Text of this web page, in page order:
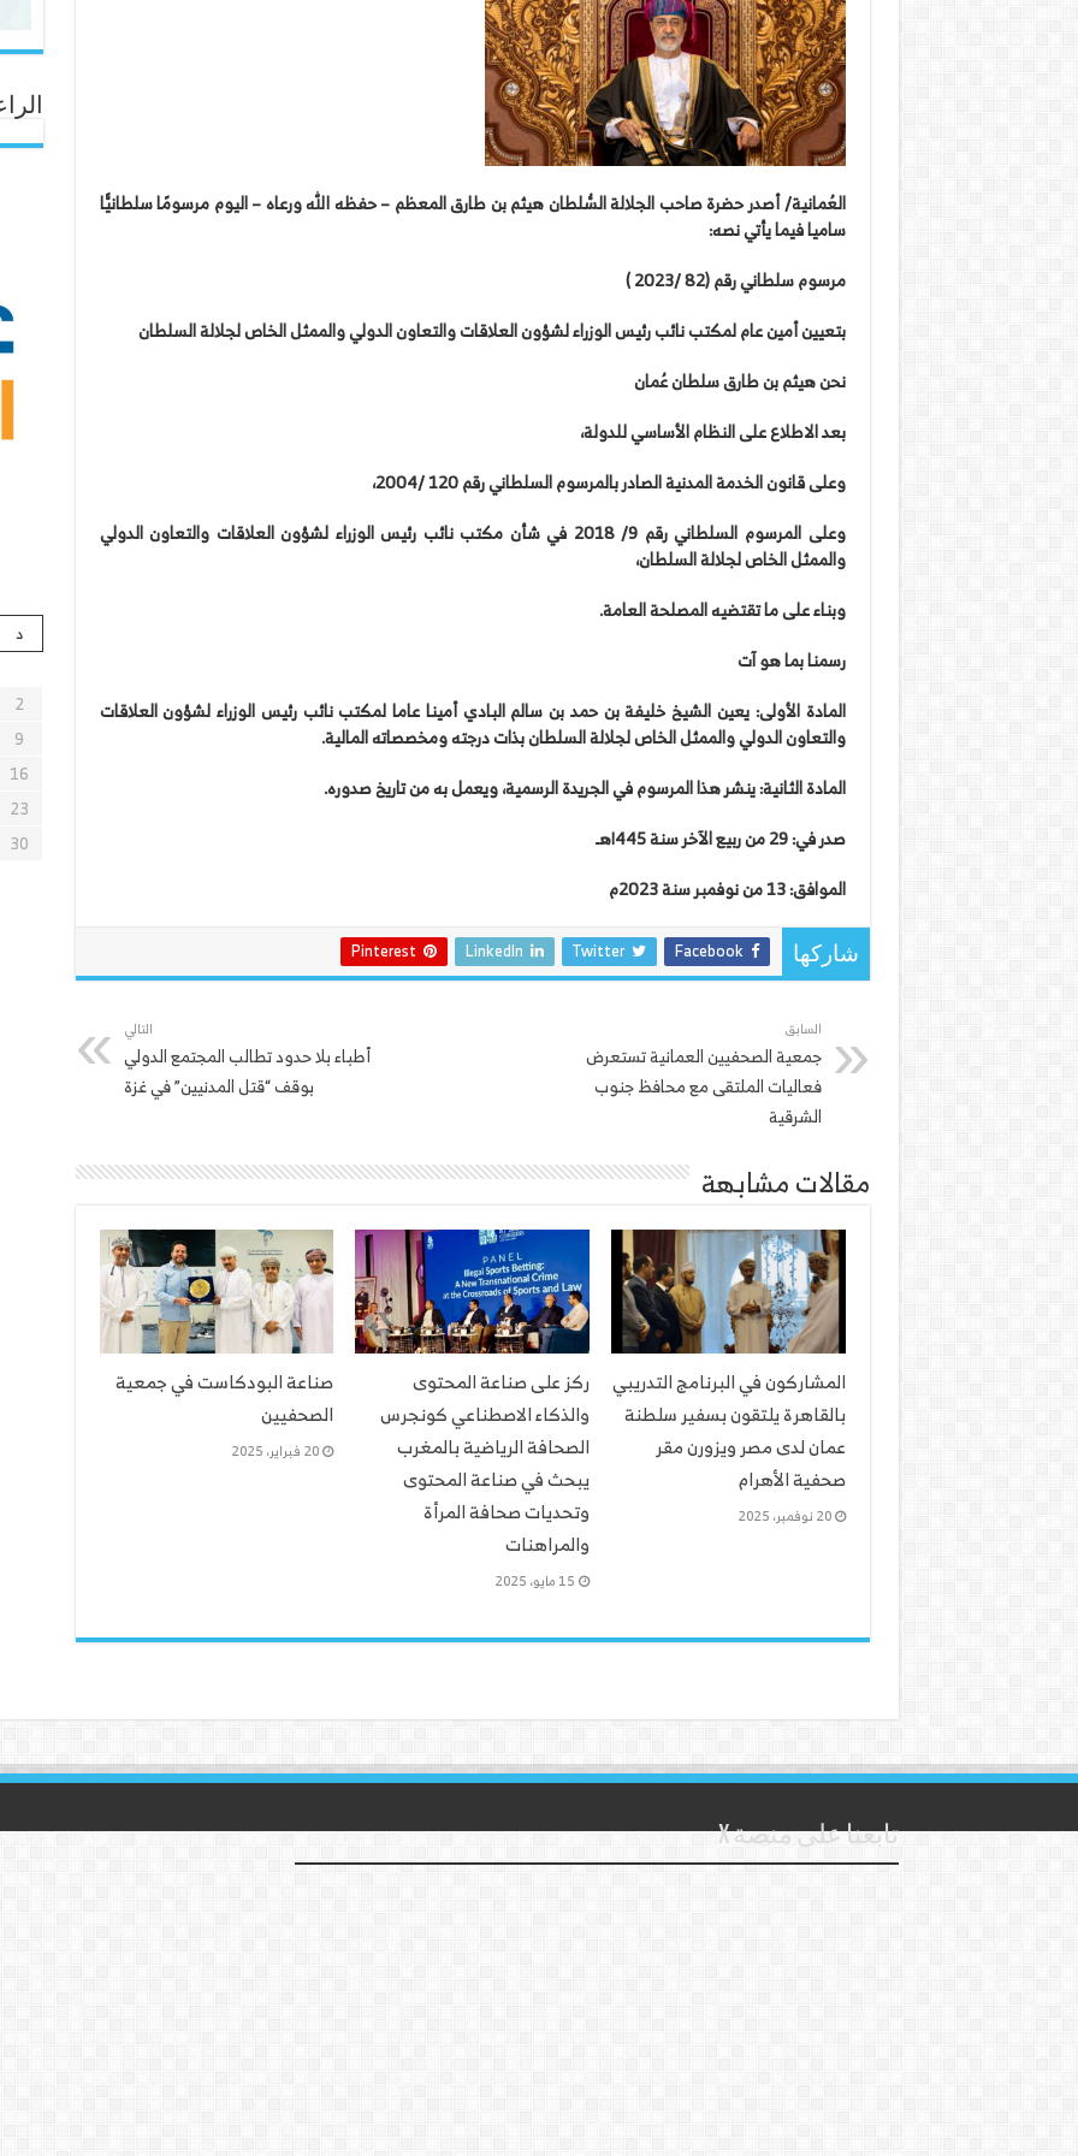
العُمانية/ أصدر حضرة صاحب الجلالة السُّلطان هيثم بن طارق المعظم – حفظه الله ورعاه – اليوم مرسومًا سلطانيًّا
ساميا فيما يأتي نصه:
مرسوم سلطاني رقم (82 /2023 )
بتعيين أمين عام لمكتب نائب رئيس الوزراء لشؤون العلاقات والتعاون الدولي والممثل الخاص لجلالة السلطان
نحن هيثم بن طارق سلطان عُمان
بعد الاطلاع على النظام الأساسي للدولة،
وعلى قانون الخدمة المدنية الصادر بالمرسوم السلطاني رقم 120 /2004،
وعلى المرسوم السلطاني رقم 9/ 2018 في شأن مكتب نائب رئيس الوزراء لشؤون العلاقات والتعاون الدولي
والممثل الخاص لجلالة السلطان،
وبناء على ما تقتضيه المصلحة العامة.
رسمنا بما هو آت
المادة الأولى: يعين الشيخ خليفة بن حمد بن سالم البادي أمينا عاما لمكتب نائب رئيس الوزراء لشؤون العلاقات
والتعاون الدولي والممثل الخاص لجلالة السلطان بذات درجته ومخصصاته المالية.
المادة الثانية: ينشر هذا المرسوم في الجريدة الرسمية، ويعمل به من تاريخ صدوره.
صدر في: 29 من ربيع الآخر سنة ١445هـ
الموافق: 13 من نوفمبر سنة 2023م
شاركها Facebook
Twitter
LinkedIn
Pinterest
السابق
جمعية الصحفيين العمانية تستعرض
فعاليات الملتقى مع محافظ جنوب
الشرقية
التالي
أطباء بلا حدود تطالب المجتمع الدولي
بوقف “قتل المدنيين” في غزة
مقالات مشابهة
المشاركون في البرنامج التدريبي
بالقاهرة يلتقون بسفير سلطنة
عمان لدى مصر ويزورن مقر
صحفية الأهرام
20 نوفمبر، 2025
ركز على صناعة المحتوى
والذكاء الاصطناعي كونجرس
الصحافة الرياضية بالمغرب
يبحث في صناعة المحتوى
وتحديات صحافة المرأة
والمراهنات
15 مايو، 2025
صناعة البودكاست في جمعية
الصحفيين
20 فبراير، 2025
د
2
9
16
23
30
تابعنا على منصة X